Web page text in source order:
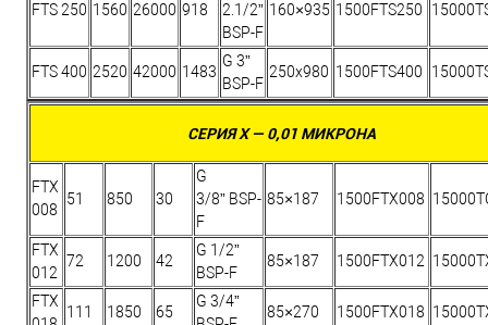
FTS 250 1560 26000 918
2.1/2”
BSP-F
160×935 1500FTS250
FTS 400 2520 42000 1483
G 3”
BSP-F
250х980 1500FTS400
СЕРИЯ X — 0,01 МИКРОНА
FTX
008
51 850 30
G
3/8” BSP-
F
85×187 1500FTX008
FTX
012
72 1200 42
G 1/2”
BSP-F
85×187 1500FTX012
FTX
111 1850 65
G 3/4”
85×270 1500FTX018